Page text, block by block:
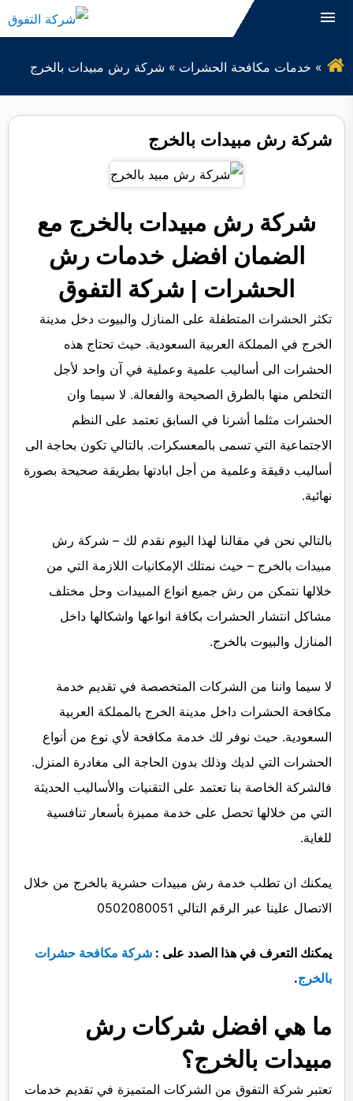
التجاوز
المحتوى
البحث
التنظيف
مكافحة الحشرات
الصيانة
التعقيم
نقل الاثاث
خدمات مكافحة الحشرات شركة رش مبيدات بالخرج
شركة رش مبيدات بالخرج
شركة رش مبيدات بالخرج مع
الضمان افضل خدمات رش
الحشرات | شركة التفوق
تكثر الحشرات المتطفلة على المنازل والبيوت دخل مدينة
الخرج في المملكة العربية السعودية. حيث تحتاج هذه
الحشرات الى أساليب علمية وعملية في آن واحد لأجل
التخلص منها بالطرق الصحيحة والفعالة. لا سيما وان
الحشرات مثلما أشرنا في السابق تعتمد على النظم
الاجتماعية التي تسمى بالمعسكرات. بالتالي تكون بحاجة الى
أساليب دقيقة وعلمية من أجل ابادتها بطريقة صحيحة بصورة
نهائية.
بالتالي نحن في مقالنا لهذا اليوم نقدم لك – شركة رش
مبيدات بالخرج – حيث نمتلك الإمكانيات اللازمة التي من
خلالها نتمكن من رش جميع انواع المبيدات وحل مختلف
مشاكل انتشار الحشرات بكافة انواعها واشكالها داخل
المنازل والبيوت بالخرج.
لا سيما واننا من الشركات المتخصصة في تقديم خدمة
مكافحة الحشرات داخل مدينة الخرج بالمملكة العربية
السعودية. حيث نوفر لك خدمة مكافحة لأي نوع من أنواع
الحشرات التي لديك وذلك بدون الحاجة الى مغادرة المنزل.
فالشركة الخاصة بنا تعتمد على التقنيات والأساليب الحديثة
التي من خلالها تحصل على خدمة مميزة بأسعار تنافسية
للغاية.
يمكنك ان تطلب خدمة رش مبيدات حشرية بالخرج من خلال
الاتصال علينا عبر الرقم التالي 0502080051
يمكنك التعرف في هذا الصدد على : شركة مكافحة حشرات
بالخرج.
ما هي افضل شركات رش
مبيدات بالخرج؟
تعتبر شركة التفوق من الشركات المتميزة في تقديم خدمات